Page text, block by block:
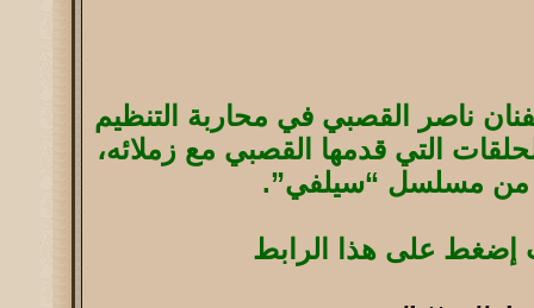
ناصر القصبي في محاربة التنظيم
التي قدمها القصبي مع زملائه،
من مسلسل “سيلفي”.
إضغط على هذا الرابط